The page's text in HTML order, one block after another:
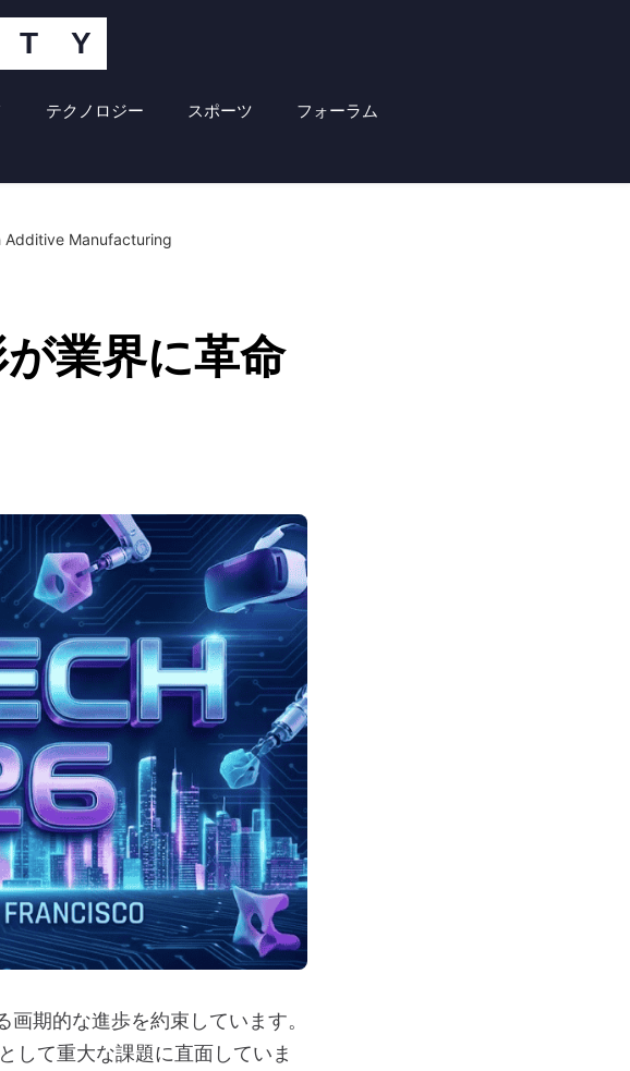
T Y
テクノロジー スポーツ フォーラム
Additive Manufacturing
業界に革命
期的な進歩を約束しています。
して重大な課題に直面していま